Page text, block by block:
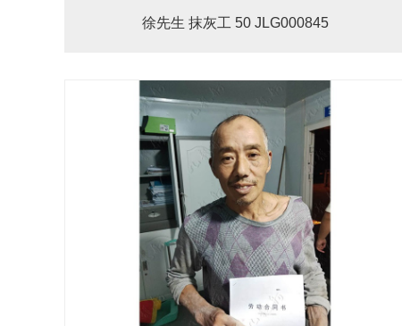
徐先生 抹灰工 50 JLG000845